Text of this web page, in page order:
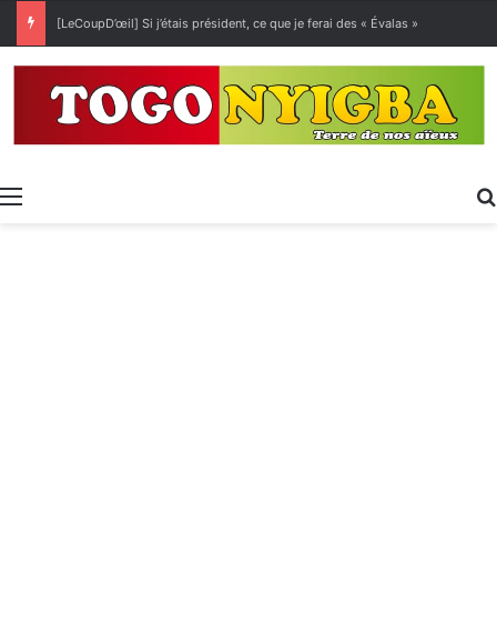
[LeCoupD’œil] Si j’étais président, ce que je ferai des « Évalas »
Menu